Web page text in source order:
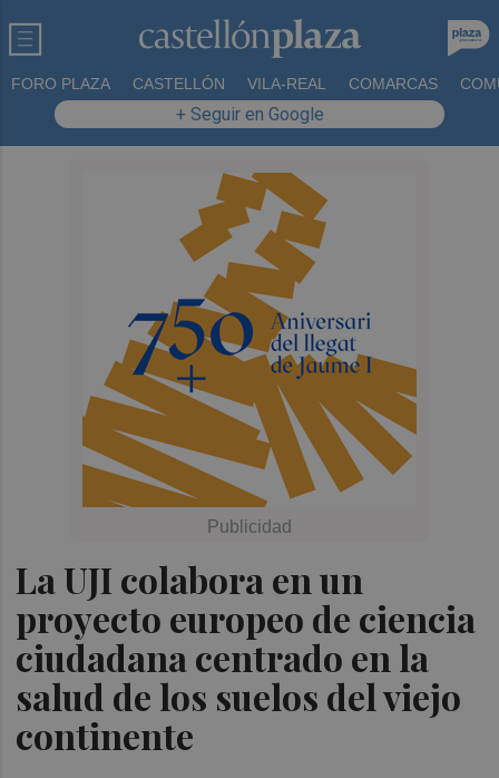
FORO PLAZA CASTELLÓN VILA-REAL COMARCAS
+ Seguir en Google
La UJI colabora en un
proyecto europeo de ciencia
ciudadana centrado en la
salud de los suelos del viejo
continente